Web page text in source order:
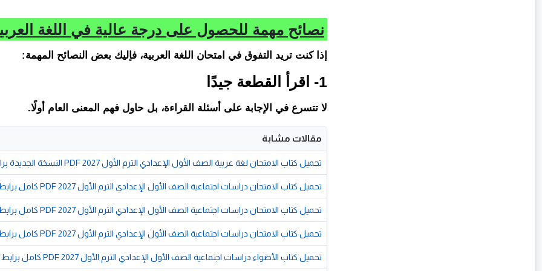
نصائح مهمة للحصول على درجة عالية في اللغة
إذا كنت تريد التفوق في امتحان اللغة العربية، فإليك بعض النصائح المهمة:
1- اقرأ القطعة جيدًا
لا تتسرع في الإجابة على أسئلة القراءة، بل حاول فهم المعنى العام أولًا.
مقالات مشابة
تحميل كتاب الامتحان لغة عربية الصف الأول الإعدادي الترم الأول 2027 PDF النسخة الجديدة برابط مباشر
تحميل كتاب الامتحان دراسات اجتماعية الصف الأول الإعدادي الترم الأول 2027 PDF كامل برابط مباشر
تحميل كتاب الامتحان دراسات اجتماعية الصف الأول الإعدادي الترم الأول 2027 PDF كامل برابط مباشر
تحميل كتاب الامتحان دراسات اجتماعية الصف الأول الإعدادي الترم الأول 2027 PDF كامل برابط مباشر
تحميل كتاب الأضواء دراسات اجتماعية الصف الأول الإعدادي الترم الأول 2027 PDF كامل برابط مباشر